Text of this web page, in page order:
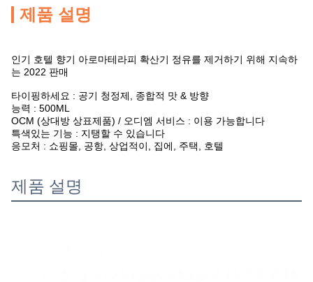
제품 설명
인기 호텔 향기 아로마테라피 확산기 정유를 제거하기 위해 지속하
는 2022 판매
타이핑하세요 : 공기 청정제, 종합적 맛 & 방향
능력 : 500ML
OCM (상대방 상표제품) / 오디엠 서비스 : 이용 가능합니다
특색있는 기능 : 지탱할 수 있습니다
응모처 : 쇼핑몰, 공항, 상업적이, 집에, 주택, 호텔
제품 설명